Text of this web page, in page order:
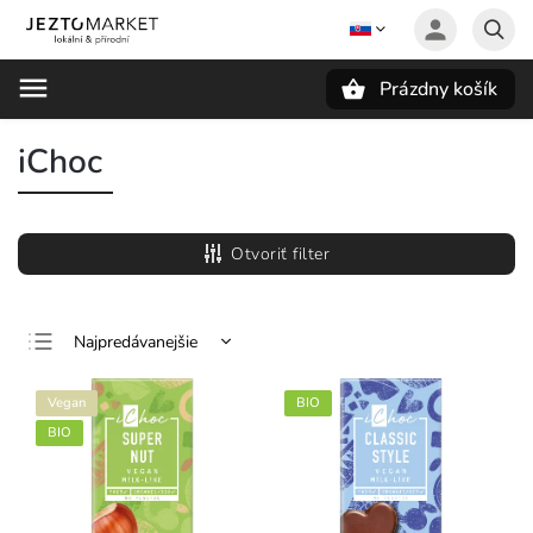
Prázdny košík
iChoc
Otvoriť filter
Najpredávanejšie
Najlacnejšie
Najdrahšie
Abecedne
Vegan
BIO
BIO